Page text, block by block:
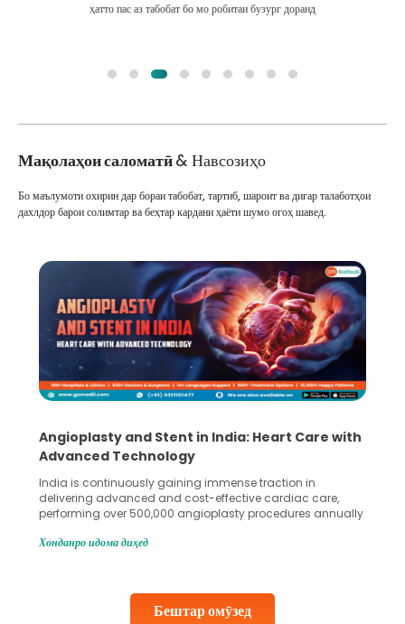
ҳатто пас аз табобат бо мо робитаи бузург доранд
Мақолаҳои саломатӣ& Навсозиҳо
Бештар омӯзед
Бо маълумоти охирин дар бораи табобат, тартиб, шароит ва дигар талаботҳои
дахлдор барои солимтар ва беҳтар кардани ҳаёти шумо огоҳ шавед.
and Stent in India: Heart Care with
Technology
is continuously gaining immense traction in
advanced and cost-effective cardiac care,
over 500,000 angioplasty procedures annually
are searching for treatments like angioplasty and
such as one published
идома диҳед
5